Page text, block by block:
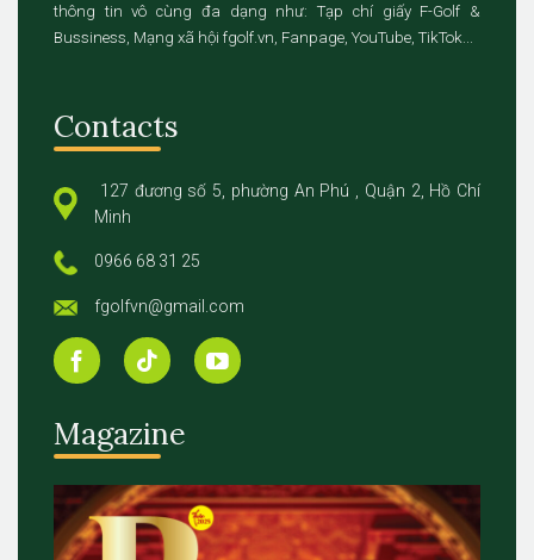
thông tin vô cùng đa dạng như: Tạp chí giấy F-Golf &
Bussiness, Mạng xã hội fgolf.vn, Fanpage, YouTube, TikTok...
Contacts
127 đương số 5, phường An Phú , Quận 2, Hồ Chí
Minh
0966 68 31 25
fgolfvn@gmail.com
Magazine